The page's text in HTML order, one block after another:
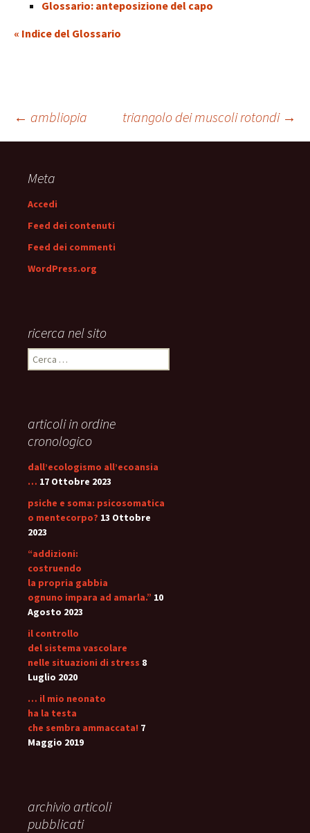
Glossario: anteposizione del capo
« Indice del Glossario
Navigazione
articolo
← ambliopia triangolo dei muscoli rotondi →
Meta
Accedi
Feed dei contenuti
Feed dei commenti
WordPress.org
ricerca nel sito
Ricerca
per:
articoli in ordine
cronologico
dall’ecologismo all’ecoansia
… 17 Ottobre 2023
psiche e soma: psicosomatica
o mentecorpo? 13 Ottobre
2023
“addizioni:
costruendo
la propria gabbia
ognuno impara ad amarla.” 10
Agosto 2023
il controllo
del sistema vascolare
nelle situazioni di stress 8
Luglio 2020
… il mio neonato
ha la testa
che sembra ammaccata! 7
Maggio 2019
archivio articoli
pubblicati